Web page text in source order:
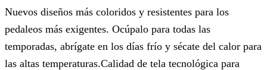
Nuevos diseños más coloridos y resistentes para los
pedaleos más exigentes. Ocúpalo para todas las
temporadas, abrígate en los días frío y sécate del calor para
las altas temperaturas.Calidad de tela tecnológica para